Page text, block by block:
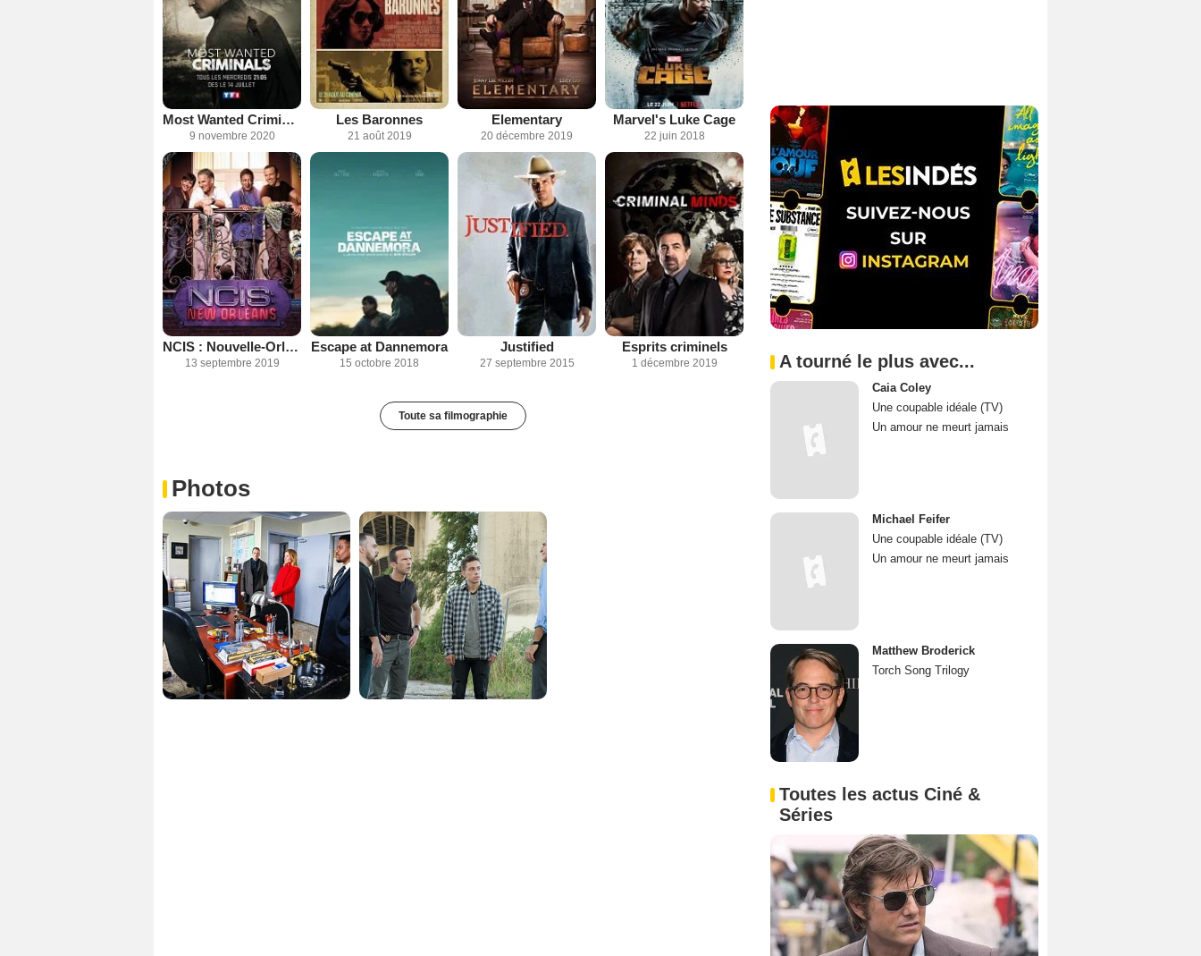
Most Wanted Criminals
9 novembre 2020
Les Baronnes
21 août 2019
Elementary
20 décembre 2019
Marvel's Luke Cage
22 juin 2018
NCIS : Nouvelle-Orléans
13 septembre 2019
Escape at Dannemora
15 octobre 2018
Justified
27 septembre 2015
Esprits criminels
1 décembre 2019
Toute sa filmographie
Photos
A tourné le plus avec...
Caia Coley
Une coupable idéale (TV)
Un amour ne meurt jamais
Michael Feifer
Une coupable idéale (TV)
Un amour ne meurt jamais
Matthew Broderick
Torch Song Trilogy
Toutes les actus Ciné &
Séries